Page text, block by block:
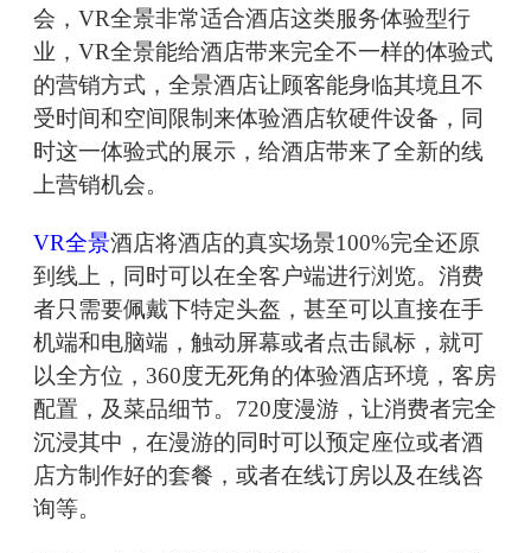
会，VR全景非常适合酒店这类服务体验型行
业，VR全景能给酒店带来完全不一样的体验式
的营销方式，全景酒店让顾客能身临其境且不
受时间和空间限制来体验酒店软硬件设备，同
时这一体验式的展示，给酒店带来了全新的线
上营销机会。
VR全景酒店将酒店的真实场景100%完全还原
到线上，同时可以在全客户端进行浏览。消费
者只需要佩戴下特定头盔，甚至可以直接在手
机端和电脑端，触动屏幕或者点击鼠标，就可
以全方位，360度无死角的体验酒店环境，客房
配置，及菜品细节。720度漫游，让消费者完全
沉浸其中，在漫游的同时可以预定座位或者酒
店方制作好的套餐，或者在线订房以及在线咨
询等。